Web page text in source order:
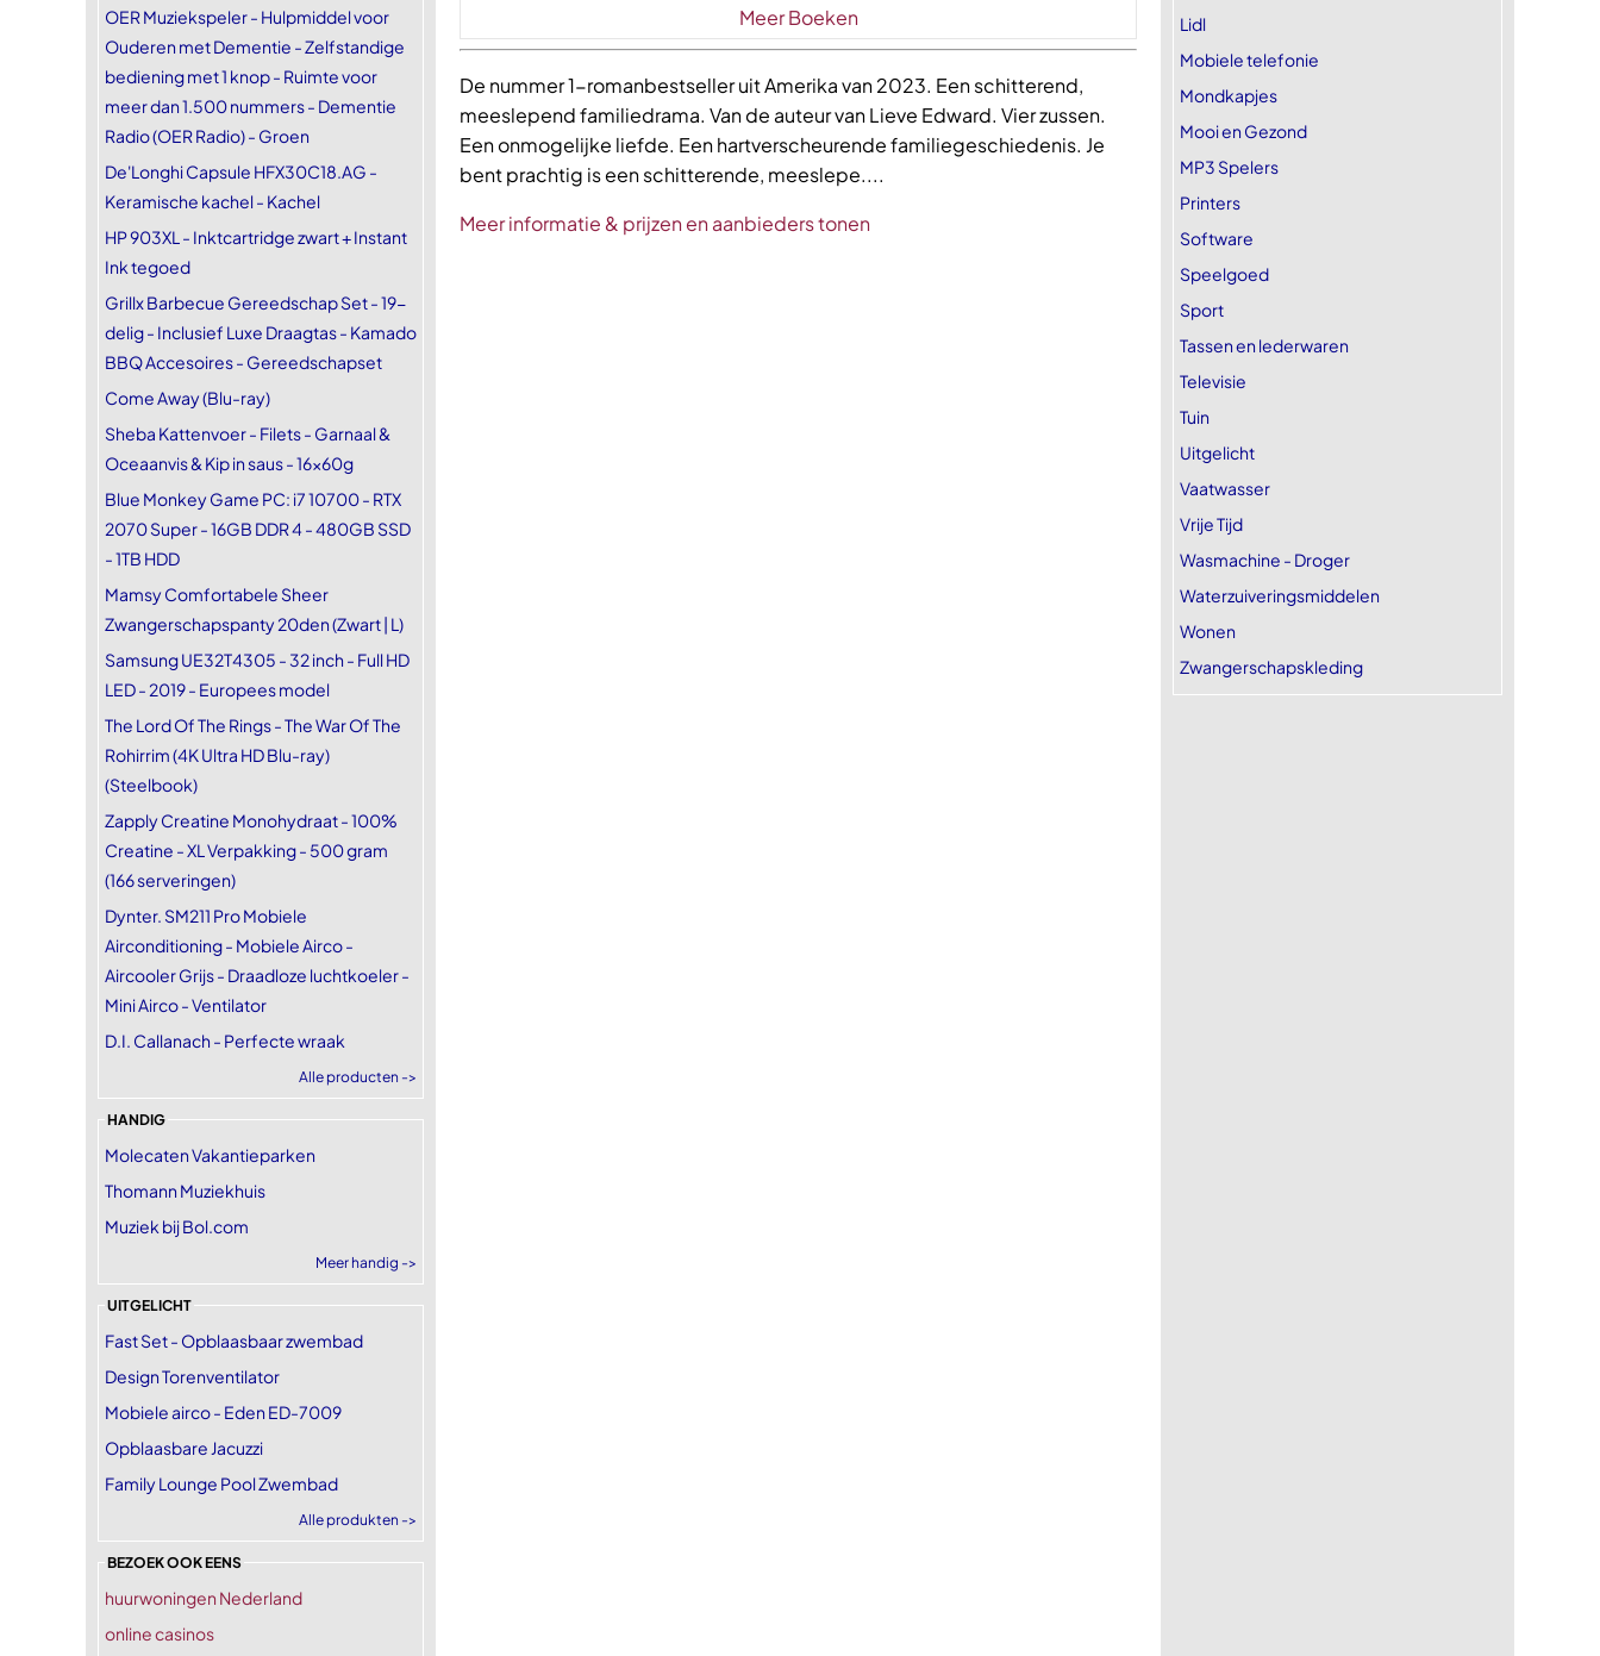
OER Muziekspeler - Hulpmiddel voor
Ouderen met Dementie - Zelfstandige
bediening met 1 knop - Ruimte voor
meer dan 1.500 nummers - Dementie
Radio (OER Radio) - Groen
De'Longhi Capsule HFX30C18.AG -
Keramische kachel - Kachel
HP 903XL - Inktcartridge zwart + Instant
Ink tegoed
Grillx Barbecue Gereedschap Set - 19-
delig - Inclusief Luxe Draagtas - Kamado
BBQ Accesoires - Gereedschapset
Come Away (Blu-ray)
Sheba Kattenvoer - Filets - Garnaal &
Oceaanvis & Kip in saus - 16x60g
Blue Monkey Game PC: i7 10700 - RTX
2070 Super - 16GB DDR 4 - 480GB SSD
- 1TB HDD
Mamsy Comfortabele Sheer
Zwangerschapspanty 20den (Zwart | L)
Samsung UE32T4305 - 32 inch - Full HD
LED - 2019 - Europees model
The Lord Of The Rings - The War Of The
Rohirrim (4K Ultra HD Blu-ray)
(Steelbook)
Zapply Creatine Monohydraat - 100%
Creatine - XL Verpakking - 500 gram
(166 serveringen)
Dynter. SM211 Pro Mobiele
Airconditioning - Mobiele Airco -
Aircooler Grijs - Draadloze luchtkoeler -
Mini Airco - Ventilator
D.I. Callanach - Perfecte wraak
Alle producten ->
HANDIG
Molecaten Vakantieparken
Thomann Muziekhuis
Muziek bij Bol.com
Meer handig ->
UITGELICHT
Fast Set - Opblaasbaar zwembad
Design Torenventilator
Mobiele airco - Eden ED-7009
Opblaasbare Jacuzzi
Family Lounge Pool Zwembad
Alle produkten ->
BEZOEK OOK EENS
huurwoningen Nederland
online casinos
Meer Boeken
De nummer 1-romanbestseller uit Amerika van 2023. Een schitterend,
meeslepend familiedrama. Van de auteur van Lieve Edward. Vier zussen.
Een onmogelijke liefde. Een hartverscheurende familiegeschiedenis. Je
bent prachtig is een schitterende, meeslepe....
Meer informatie & prijzen en aanbieders tonen
Lidl
Mobiele telefonie
Mondkapjes
Mooi en Gezond
MP3 Spelers
Printers
Software
Speelgoed
Sport
Tassen en lederwaren
Televisie
Tuin
Uitgelicht
Vaatwasser
Vrije Tijd
Wasmachine - Droger
Waterzuiveringsmiddelen
Wonen
Zwangerschapskleding